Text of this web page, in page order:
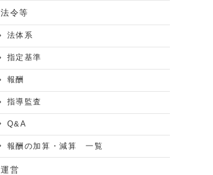
法令等
法体系
指定基準
報酬
指導監査
Q&A
報酬の加算・減算 一覧
運営